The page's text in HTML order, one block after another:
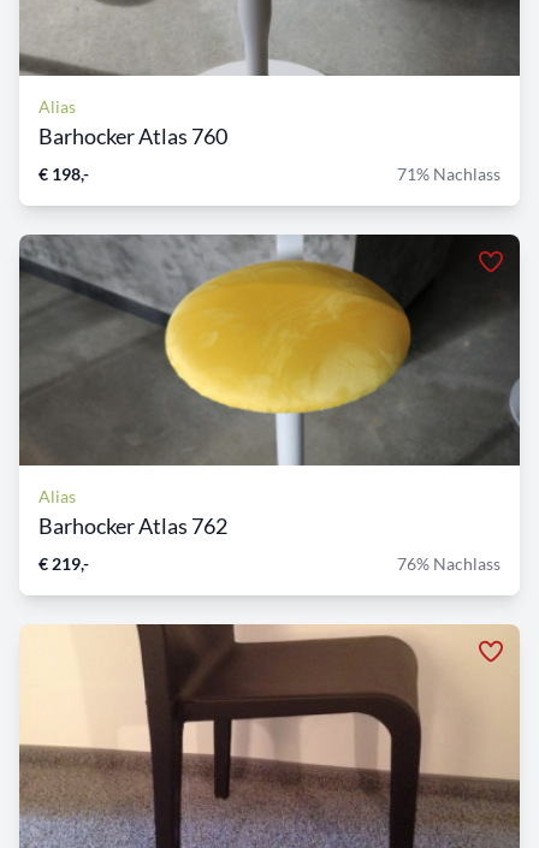
Alias
Barhocker Atlas 760
€ 198,- 71% Nachlass
Alias
Barhocker Atlas 762
€ 219,- 76% Nachlass